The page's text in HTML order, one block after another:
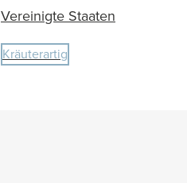
Vereinigte Staaten
Kräuterartig